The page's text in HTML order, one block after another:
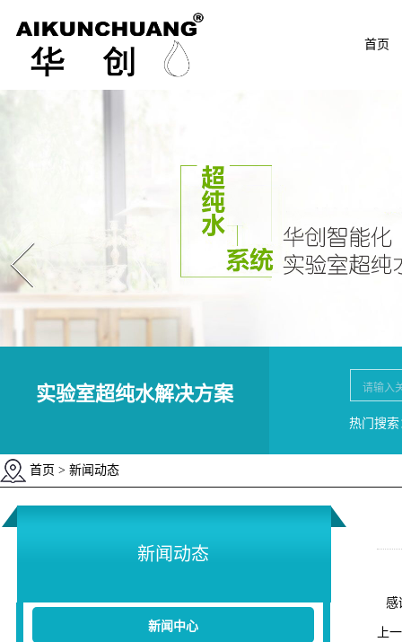
首页
实验室超纯水解决方案
热门搜
首页 > 新闻动态
新闻动态
新闻中心
感
上